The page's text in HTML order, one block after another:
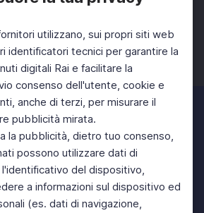
utilizzano, sui propri siti web
identificatori tecnici per garantire la
digitali Rai e facilitare la
consenso dell'utente, cookie e
anche di terzi, per misurare il
pubblicità mirata.
la pubblicità, dietro tuo consenso,
possono utilizzare dati di
del dispositivo,
a informazioni sul dispositivo ed
(es. dati di navigazione,
Twitter Instagram